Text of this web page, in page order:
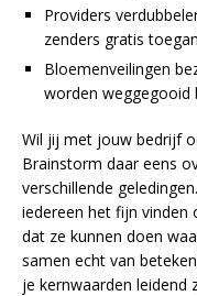
Providers
zenders gratis
Bloemenveilingen
worden weggegooid
Wil jij met jouw bedrijf
Brainstorm daar eens
verschillende
iedereen het fijn vinden
dat ze kunnen doen
samen echt van
je kernwaarden leidend